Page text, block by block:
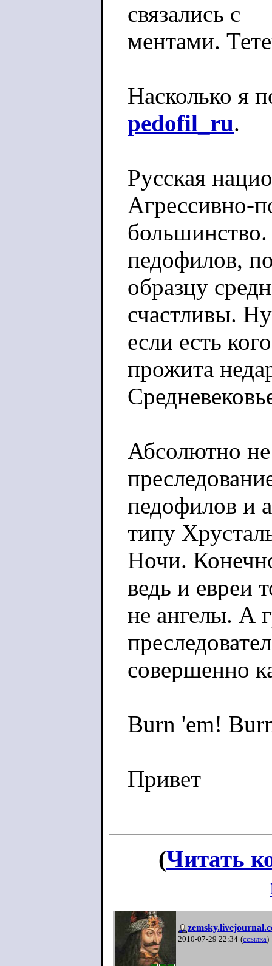
связались с
ментами.
Насколько я
pedofil_ru.
Русская
Агрессивно-
педофилов,
образцу
счастливы.
если есть
прожита
Абсолютно
педофилов и
типу
Ночи.
ведь и евреи
не ангелы. А
совершенно
Burn 'em!
Привет
(Читать
2010-07-29 22:34 (ссылка)